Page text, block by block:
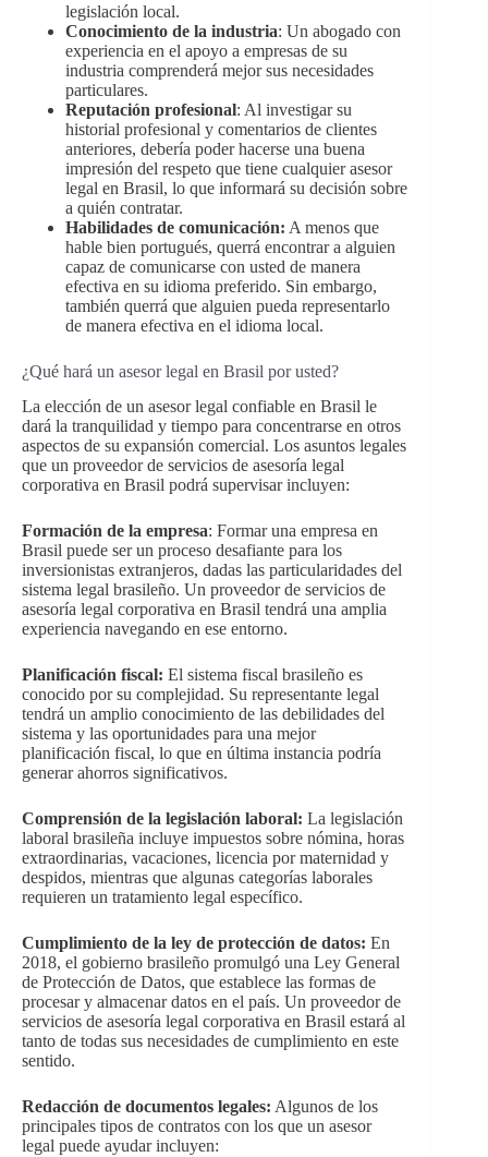
legislación local.
Conocimiento de la industria: Un abogado con
experiencia en el apoyo a empresas de su
industria comprenderá mejor sus necesidades
particulares.
Reputación profesional: Al investigar su
historial profesional y comentarios de clientes
anteriores, debería poder hacerse una buena
impresión del respeto que tiene cualquier asesor
legal en Brasil, lo que informará su decisión sobre
a quién contratar.
Habilidades de comunicación: A menos que
hable bien portugués, querrá encontrar a alguien
capaz de comunicarse con usted de manera
efectiva en su idioma preferido. Sin embargo,
también querrá que alguien pueda representarlo
de manera efectiva en el idioma local.
¿Qué hará un asesor legal en Brasil por usted?
La elección de un asesor legal confiable en Brasil le
dará la tranquilidad y tiempo para concentrarse en otros
aspectos de su expansión comercial. Los asuntos legales
que un proveedor de servicios de asesoría legal
corporativa en Brasil podrá supervisar incluyen:
Formación de la empresa: Formar una empresa en
Brasil puede ser un proceso desafiante para los
inversionistas extranjeros, dadas las particularidades del
sistema legal brasileño. Un proveedor de servicios de
asesoría legal corporativa en Brasil tendrá una amplia
experiencia navegando en ese entorno.
Planificación fiscal: El sistema fiscal brasileño es
conocido por su complejidad. Su representante legal
tendrá un amplio conocimiento de las debilidades del
sistema y las oportunidades para una mejor
planificación fiscal, lo que en última instancia podría
generar ahorros significativos.
Comprensión de la legislación laboral: La legislación
laboral brasileña incluye impuestos sobre nómina, horas
extraordinarias, vacaciones, licencia por maternidad y
despidos, mientras que algunas categorías laborales
requieren un tratamiento legal específico.
Cumplimiento de la ley de protección de datos: En
2018, el gobierno brasileño promulgó una Ley General
de Protección de Datos, que establece las formas de
procesar y almacenar datos en el país. Un proveedor de
servicios de asesoría legal corporativa en Brasil estará al
tanto de todas sus necesidades de cumplimiento en este
sentido.
Redacción de documentos legales: Algunos de los
principales tipos de contratos con los que un asesor
legal puede ayudar incluyen: